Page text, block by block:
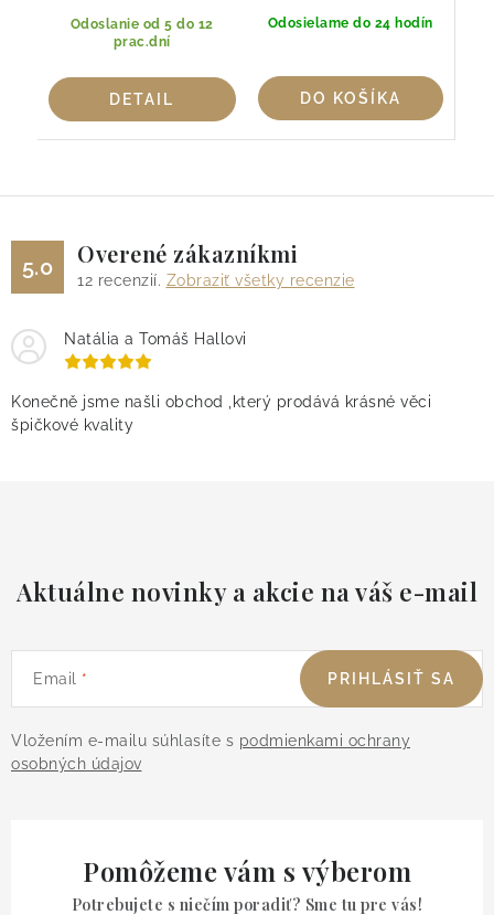
Odoslanie od 5 do 12
prac.dní
DETAIL
Odosielame do 24 hodín
DO KOŠÍKA
5.0 Overené zákazníkmi
12 recenzií. Zobraziť všetky recenzie
Natália a Tomáš Hallovi
Konečně jsme našli obchod ,který prodává krásné věci
špičkové kvality
Aktuálne novinky a akcie na váš e-mail
Email
Vložením e-mailu súhlasíte s podmienkami ochrany
osobných údajov
PRIHLÁSIŤ SA
Pomôžeme vám s výberom
Potrebujete s niečím poradiť? Sme tu pre vás!